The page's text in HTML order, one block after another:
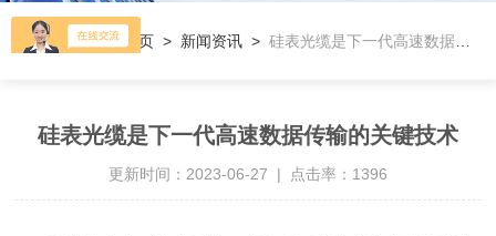
当前位置： 首页 > 新闻资讯 >硅表光缆是下一代高速数据传输的关键技术
硅表光缆是下一代高速数据传输的关键技术
更新时间：2023-06-27 | 点击率：1396